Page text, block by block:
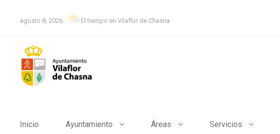
agosto 8, 2026 El tiempo en Vilaflor de Chasna
Inicio Ayuntamiento Áreas Servicios